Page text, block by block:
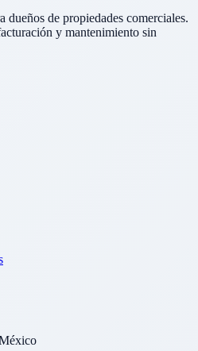
dueños de propiedades comerciales.
y mantenimiento sin